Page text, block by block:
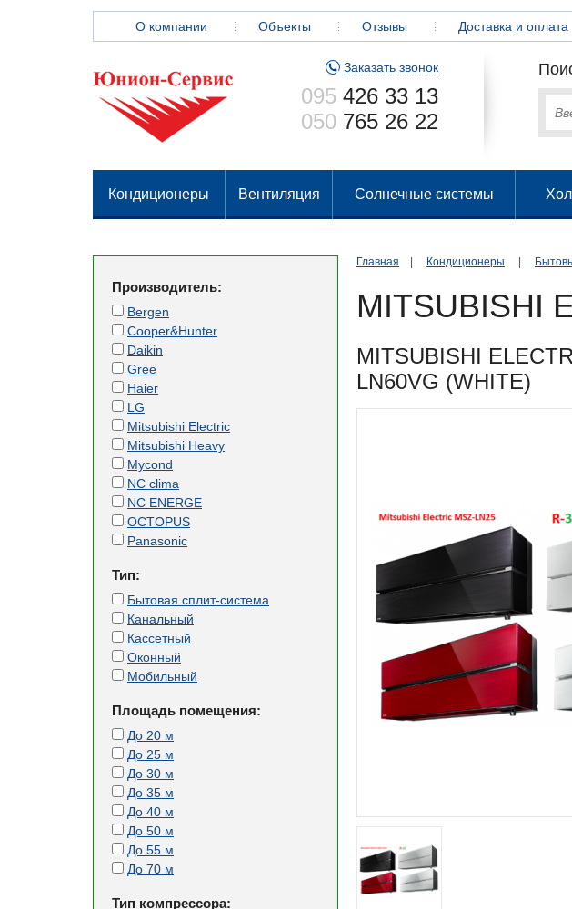
О компании Объекты Отзывы Доставка и оплата
Заказать звонок
095 426 33 13
050 765 26 22
Кондиционеры Вентиляция Солнечные системы
Главная Кондиционеры
MITSUBISHI
MITSUBISHI
LN60VG (WHITE)
Производитель:
Bergen
Cooper&Hunter
Daikin
Gree
Haier
LG
Mitsubishi Electric
Mitsubishi Heavy
Mycond
NC clima
NC ENERGE
OCTOPUS
Panasonic
Тип:
Бытовая сплит-система
Канальный
Кассетный
Оконный
Мобильный
Площадь помещения:
До 20 м
До 25 м
До 30 м
До 35 м
До 40 м
До 50 м
До 55 м
До 70 м
Тип компрессора: